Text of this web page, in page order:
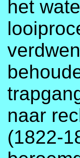
het
naar
(1822-